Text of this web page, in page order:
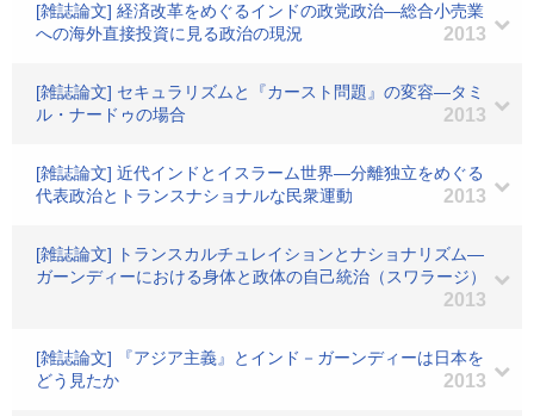
[雑誌論文] 経済改革をめぐるインドの政党政治―総合小売業
への海外直接投資に見る政治の現況
2013
[雑誌論文] セキュラリズムと『カースト問題』の変容―タミ
ル・ナードゥの場合
2013
[雑誌論文] 近代インドとイスラーム世界―分離独立をめぐる
代表政治とトランスナショナルな民衆運動
2013
[雑誌論文] トランスカルチュレイションとナショナリズム―
ガーンディーにおける身体と政体の自己統治（スワラージ）
2013
[雑誌論文] 『アジア主義』とインド－ガーンディーは日本を
どう見たか
2013